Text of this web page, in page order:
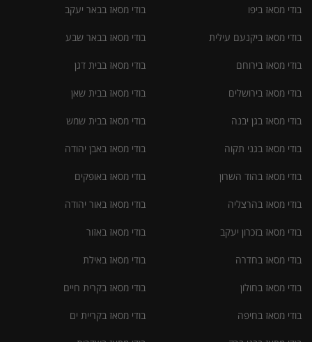
בודי מסאז ביפו
בודי מסאז ביקנעם עילית
בודי מסאז בירוחם
בודי מסאז בירושלים
בודי מסאז בגן יבנה
בודי מסאז בגני תקוה
בודי מסאז בהוד השרון
בודי מסאז בהרצליה
בודי מסאז בזכרון יעקב
בודי מסאז בחדרה
בודי מסאז בחולון
בודי מסאז בחיפה
בודי מסאז בבאר יעקב
בודי מסאז בבאר שבע
בודי מסאז בבית דגן
בודי מסאז בבית שאן
בודי מסאז בבית שמש
בודי מסאז באבן יהודה
בודי מסאז באופקים
בודי מסאז באור יהודה
בודי מסאז באזור
בודי מסאז באילת
בודי מסאז בקרית חיים
בודי מסאז בקריית ים